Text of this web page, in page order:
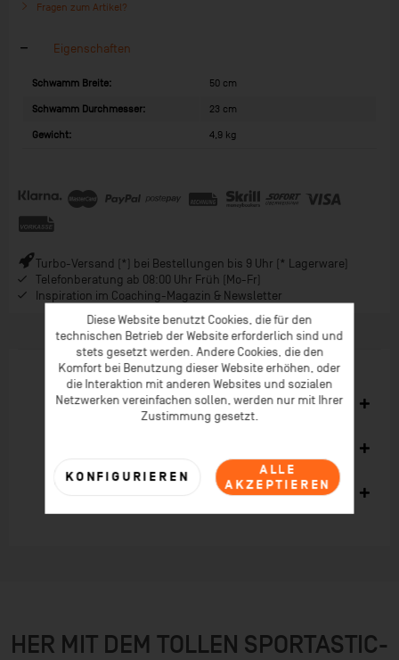
Fragen zum Artikel?
Eigenschaften
Schwamm Breite: 50 cm
Schwamm Durchmesser: 23 cm
Gewicht: 4,9 kg
Turbo-Versand (*) bei Bestellungen bis 9 Uhr (* Lagerware)
Telefonberatung ab 08:00 Uhr Früh (Mo-Fr)
Inspiration im Coaching-Magazin & Newsletter
Ähnliche Artikel
Kunden haben sich ebenfalls angesehen
HER MIT DEM TOLLEN SPORTASTIC-
Diese Website benutzt Cookies, die für den
technischen Betrieb der Website erforderlich sind und
stets gesetzt werden. Andere Cookies, die den
Komfort bei Benutzung dieser Website erhöhen, oder
die Interaktion mit anderen Websites und sozialen
Netzwerken vereinfachen sollen, werden nur mit Ihrer
Zustimmung gesetzt.
ALLE
AKZEPTIEREN
KONFIGURIEREN